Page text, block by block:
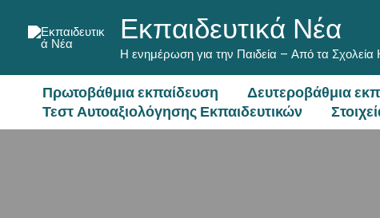
περιεχόμενο
Εκπαιδευτικά Νέα
Η ενημέρωση για την Παιδεία – Από τα
Πρωτοβάθμια εκπαίδευση Δευτεροβάθμια
Τεστ Αυτοαξιολόγησης Εκπαιδευτικών